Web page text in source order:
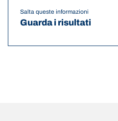
Salta queste informazioni
Guarda i risultati